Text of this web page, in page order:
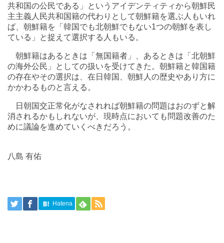
共和国の公民である」というアイデンティティから朝鮮民
主主義人民共和国籍の代わりとして朝鮮籍を選ぶ人もいれ
ば、朝鮮籍を「韓国でも北朝鮮でもない1つの朝鮮を表し
ている」と捉えて選択する人もいる。
朝鮮籍はあるときは「無国籍者」、あるときは「北朝鮮
の海外公民」としての扱いを受けてきた。朝鮮籍と韓国籍
の存在やその選択は、在日韓国、朝鮮人の歴史やあり方に
かかわるものと言える。
日朝国交正常化がなされれば朝鮮籍の問題はおのずと解
消されるかもしれないが、現時点においても問題改善のた
めに議論を進めていくべきだろう。
八島 有佑
Hatena